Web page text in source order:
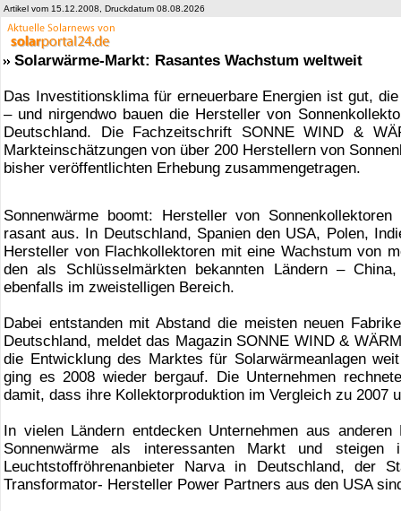
Artikel vom 15.12.2008, Druckdatum 08.08.2026
Solarwärme-Markt: Rasantes Wachstum weltweit
Das Investitionsklima für erneuerbare Energien ist gut,
– und nirgendwo bauen die Hersteller von
Deutschland. Die Fachzeitschrift SONNE WIND &
Markteinschätzungen von über 200 Herstellern von
bisher veröffentlichten Erhebung zusammengetragen.
Sonnenwärme boomt: Hersteller von
rasant aus. In Deutschland, Spanien den USA, Polen,
Hersteller von Flachkollektoren mit eine Wachstum von
den als Schlüsselmärkten bekannten Ländern –
ebenfalls im zweistelligen Bereich.
Dabei entstanden mit Abstand die meisten neuen
Deutschland, meldet das Magazin SONNE WIND &
die Entwicklung des Marktes für Solarwärmeanlagen
ging es 2008 wieder bergauf. Die Unternehmen
damit, dass ihre Kollektorproduktion im Vergleich zu 2007
In vielen Ländern entdecken Unternehmen aus
Sonnenwärme als interessanten Markt und
Leuchtstoffröhrenanbieter Narva in Deutschland, der
Transformator- Hersteller Power Partners aus den USA